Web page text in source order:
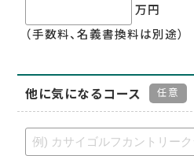
万円
（手数料、名義書換料は別途）
他に気になるコース 任意